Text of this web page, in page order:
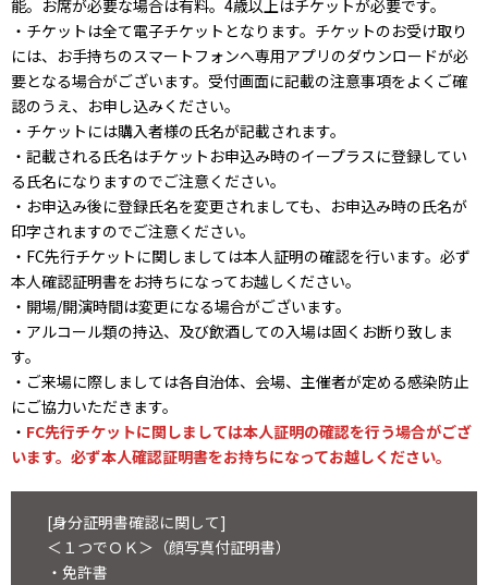
能。お席が必要な場合は有料。4歳以上はチケットが必要です。
・チケットは全て電子チケットとなります。チケットのお受け取り
には、お手持ちのスマートフォンへ専用アプリのダウンロードが必
要となる場合がございます。受付画面に記載の注意事項をよくご確
認のうえ、お申し込みください。
・チケットには購入者様の氏名が記載されます。
・記載される氏名はチケットお申込み時のイープラスに登録してい
る氏名になりますのでご注意ください。
・お申込み後に登録氏名を変更されましても、お申込み時の氏名が
印字されますのでご注意ください。
・FC先行チケットに関しましては本人証明の確認を行います。必ず
本人確認証明書をお持ちになってお越しください。
・開場/開演時間は変更になる場合がございます。
・アルコール類の持込、及び飲酒しての入場は固くお断り致しま
す。
・ご来場に際しましては各自治体、会場、主催者が定める感染防止
にご協力いただきます。
・ FC先行チケットに関しましては本人証明の確認を行う場合がござ
います。必ず本人確認証明書をお持ちになってお越しください。
[身分証明書確認に関して]
＜１つでＯＫ＞（顔写真付証明書）
・免許書